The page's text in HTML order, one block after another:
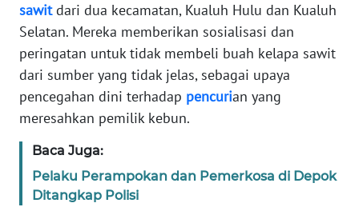
sawitdari dua kecamatan, Kualuh Hulu dan Kualuh
Selatan. Mereka memberikan sosialisasi dan
peringatan untuk tidak membeli buah kelapa sawit
dari sumber yang tidak jelas, sebagai upaya
pencegahan dini terhadap pencurian yang
meresahkan pemilik kebun.
Baca Juga:
Pelaku Perampokan dan Pemerkosa di Depok
Ditangkap Polisi
WN
BANTEN
NTT
WN